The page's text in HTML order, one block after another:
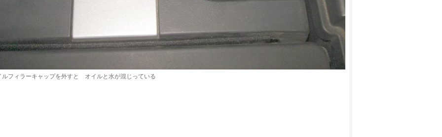
ルフィラーキャップを外すと オイルと水が混じっている